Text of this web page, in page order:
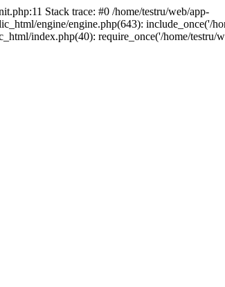
Stack trace: #0 /home/testru/web/app-
engine/engine.php(643): include_once('/
index.php(40): require_once('/home/